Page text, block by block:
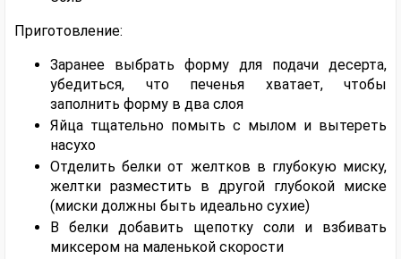
Приготовление:
Заранее выбрать форму для подачи десерта,
убедиться, что печенья хватает, чтобы
заполнить форму в два слоя
Яйца тщательно помыть с мылом и вытереть
насухо
Отделить белки от желтков в глубокую миску,
желтки разместить в другой глубокой миске
(миски должны быть идеально сухие)
В белки добавить щепотку соли и взбивать
миксером на маленькой скорости